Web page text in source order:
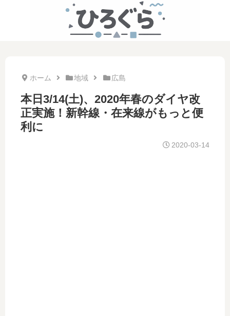
ホーム 地域 広島
本日3/14(土)、2020年春のダイヤ改
正実施！新幹線・在来線がもっと便
利に
2020-03-14